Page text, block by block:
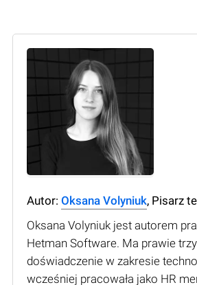
Autor: Oksana Volyniuk, Pisarz
Oksana Volyniuk jest autorem
Hetman Software. Ma prawie
doświadczenie w zakresie
wcześniej pracowała jako HR